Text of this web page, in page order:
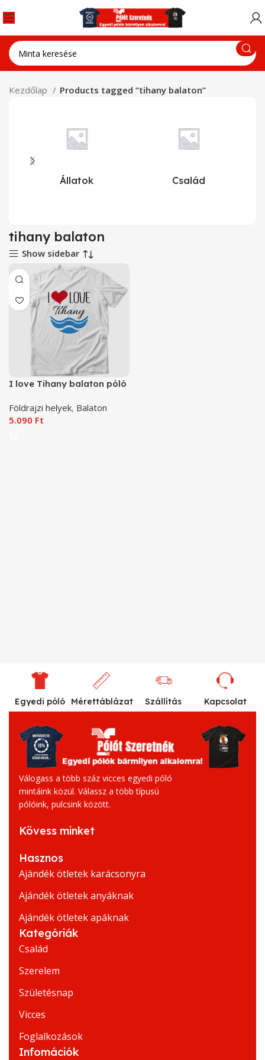
Kezdőlap Products tagged “tihany balaton”
Állatok Család
tihany balaton
Show sidebar
I love Tihany balaton póló
Földrajzi helyek, Balaton
5.090 Ft
Egyedi póló Mérettáblázat Szállítás Kapcsolat
Válogass a több száz vicces egyedi póló
mintáink közül. Válassz a több típusú
pólóink, pulcsink között.
Kövess minket
Hasznos
Ajándék ötletek karácsonyra
Ajándék ötletek anyáknak
Ajándék ötletek apáknak
Kategóriák
Család
Szerelem
Születésnap
Vicces
Foglalkozások
Infomációk